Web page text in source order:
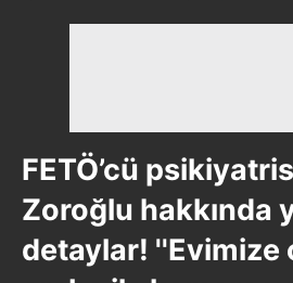
FETÖ’cü
Zoroğlu hakkında
detaylar! ''Evimize